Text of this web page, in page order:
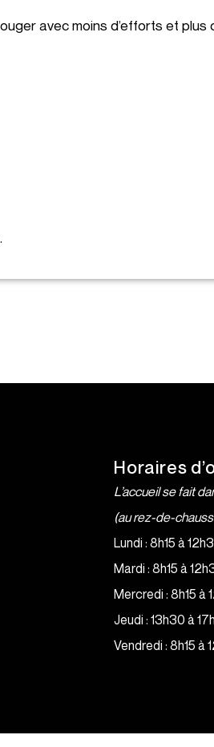
avec moins d’efforts et plus
Horaires
L’accueil se fait
(au rez-de-
Lundi : 8h15 à
Mardi : 8h15 à
Mercredi : 8h15 à
Jeudi : 13h30 à
Vendredi : 8h15 à